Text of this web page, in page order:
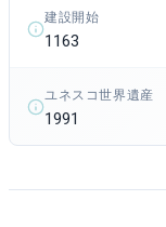
建設開始
1163
ユネスコ世界遺産
1991